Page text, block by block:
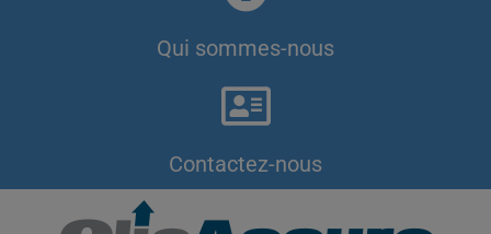
Qui sommes-nous
Contactez-nous